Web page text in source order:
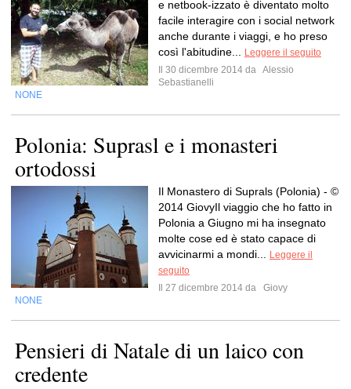
e netbook-izzato è diventato molto
facile interagire con i social network
anche durante i viaggi, e ho preso
così l'abitudine...
Leggere il seguito
Il 30 dicembre 2014 da Alessio
Sebastianelli
NONE
Polonia: Suprasl e i monasteri
ortodossi
Il Monastero di Suprals (Polonia) - ©
2014 GiovyIl viaggio che ho fatto in
Polonia a Giugno mi ha insegnato
molte cose ed è stato capace di
avvicinarmi a mondi...
Leggere il
seguito
Il 27 dicembre 2014 da
Giovy
NONE
Pensieri di Natale di un laico con
credente